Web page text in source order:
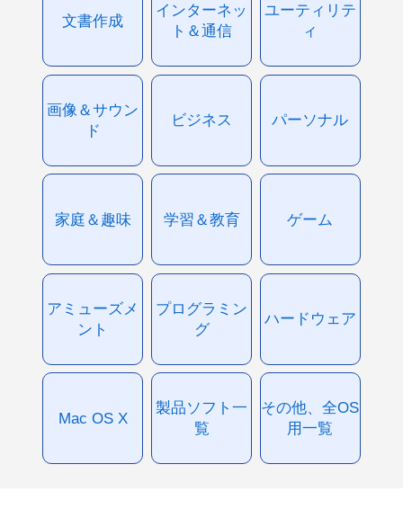
文書作成
インターネッ
ト＆通信
ユーティリテ
ィ
画像＆サウン
ド
ビジネス パーソナル
家庭＆趣味 学習＆教育 ゲーム
アミューズメ
ント
プログラミン
グ
ハードウェア
Mac OS X
製品ソフト一
覧
その他、全OS
用一覧